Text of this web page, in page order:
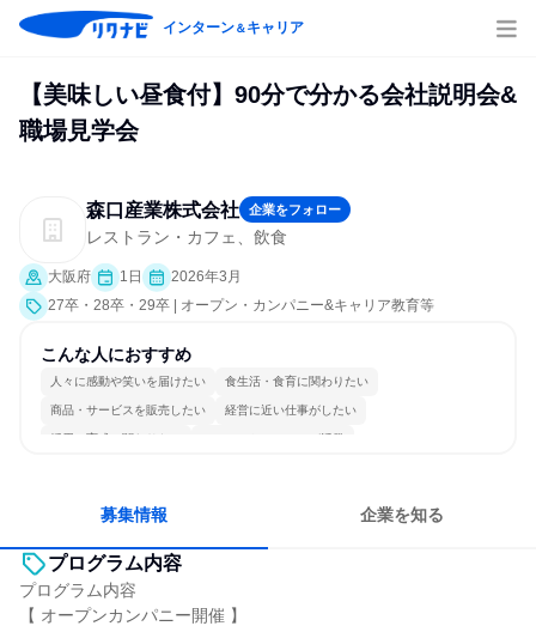
インターン＆キャリア
【美味しい昼食付】90分で分かる会社説明会&
職場見学会
森口産業株式会社 企業をフォロー
レストラン・カフェ、飲食
大阪府 1日
2026年3月
27卒・28卒・29卒 | オープン・カンパニー&キャリア教育等
こんな人におすすめ
人々に感動や笑いを届けたい 食生活・食育に関わりたい
商品・サービスを販売したい 経営に近い仕事がしたい
採用・育成に関わりたい コミュニケーションが活発
募集情報 企業を知る
プログラム内容
プログラム内容
【 オープンカンパニー開催 】